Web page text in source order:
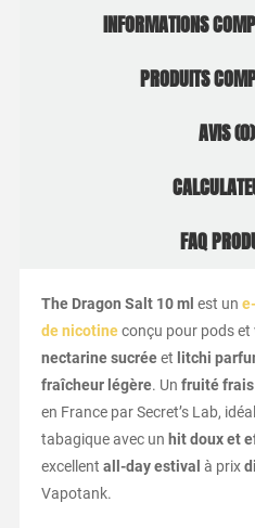
INFORMATIONS
PRODUITS
AVIS (0)
FAQ
The Dragon Salt 10 ml est un
de nicotineconçu pour pods et
nectarine sucréeet litchi
fraîcheur légère. Un fruité
en France par Secret’s Lab,
tabagique avec un hit doux et
excellent all-day estival à prix
Vapotank.